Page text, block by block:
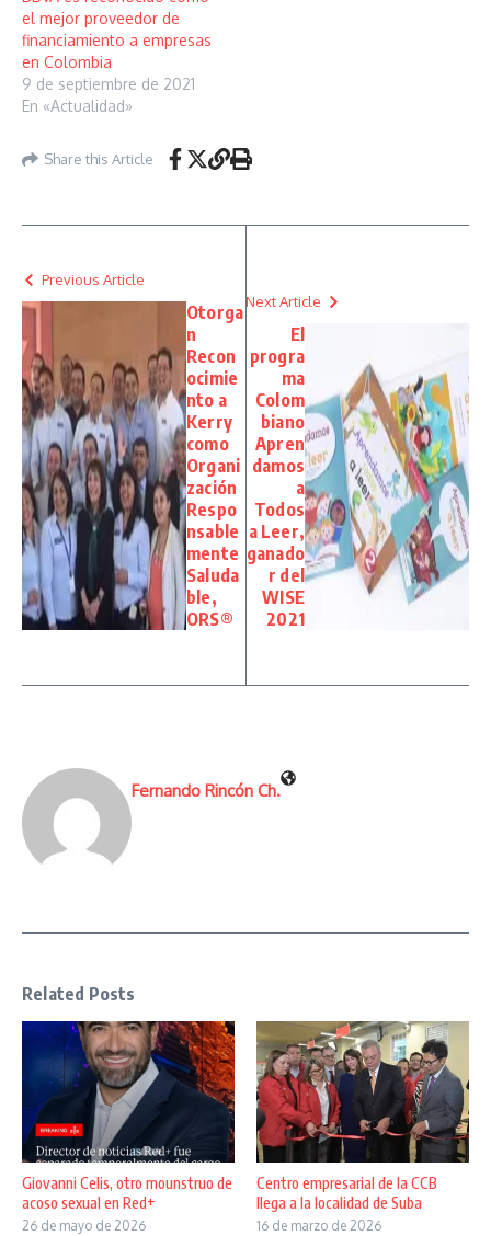
el mejor proveedor de
financiamiento a empresas
en Colombia
9 de septiembre de 2021
En «Actualidad»
Share this Article
Previous Article
Otorga
n
Recon
ocimie
nto a
Kerry
como
Organi
zación
Respo
nsable
mente
Saluda
ble,
ORS®
Next Article
El
progra
ma
Colom
biano
Apren
damos
a
Todos
a Leer,
ganado
r del
WISE
2021
Fernando Rincón Ch.
Related Posts
Giovanni Celis, otro mounstruo de
acoso sexual en Red+
26 de mayo de 2026
Centro empresarial de la CCB
llega a la localidad de Suba
16 de marzo de 2026